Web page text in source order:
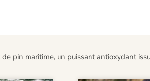
de pin maritime, un puissant antioxydant